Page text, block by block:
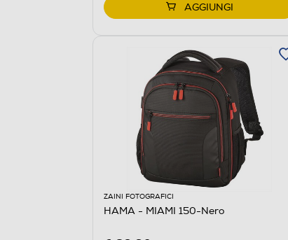
AGGIUNGI
ZAINI FOTOGRAFICI
HAMA - MIAMI 150-Nero